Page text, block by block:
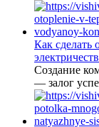
Как сделать
Создание
— залог